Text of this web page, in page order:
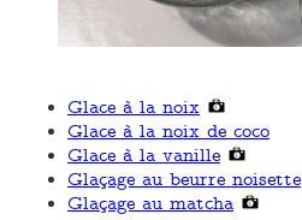
Glace à la noix
Glace à la noix de coco
Glace à la vanille
Glaçage au beurre noisette
Glaçage au matcha